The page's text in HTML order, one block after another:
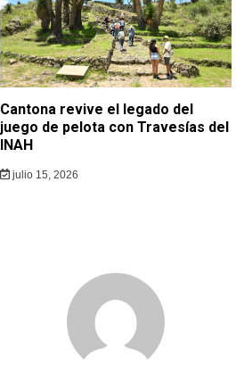
Cantona revive el legado del
juego de pelota con Travesías del
INAH
julio 15, 2026